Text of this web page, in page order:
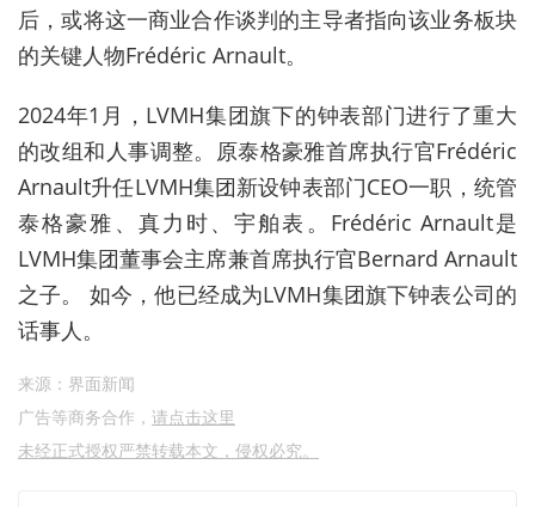
后，或将这一商业合作谈判的主导者指向该业务板块
的关键人物Frédéric Arnault。
2024年1 月， LVMH集团旗下的钟表部门进行了重大
的改组和人事调整。原泰格豪雅首席执行官Frédéric
Arnault升任LVMH集团新设钟表部门CEO一职，统管
泰格豪雅、真力时、宇舶表。 Frédéric Arnault是
LVMH集团董事会主席兼首席执行官Bernard Arnault
之子。
如今，他已经成为LVMH集团旗下钟表公司的
话事人。
来源：界面新闻
广告等商务合作， 请点击这里
未经正式授权严禁转载本文，侵权必究。